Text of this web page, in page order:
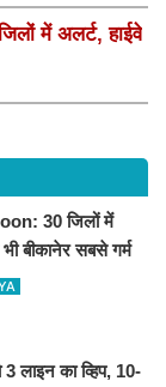
में अलर्ट, हाईवे
30 जिलों में
बीकानेर सबसे गर्म
लाइन का व्हिप, 10-